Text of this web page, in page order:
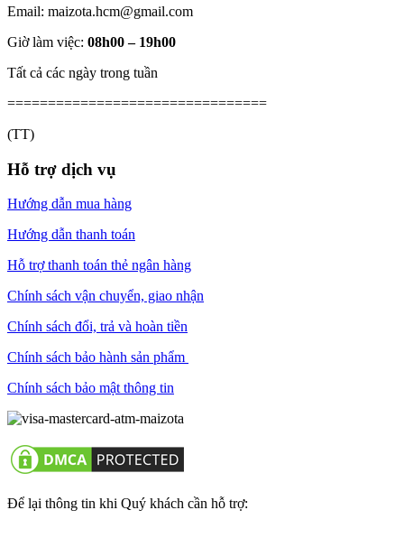
Email: maizota.hcm@gmail.com
Giờ làm việc: 08h00 – 19h00
Tất cả các ngày trong tuần
================================
(TT)
Hỗ trợ dịch vụ
Hướng dẫn mua hàng
Hướng dẫn thanh toán
Hỗ trợ thanh toán thẻ ngân hàng
Chính sách vận chuyển, giao nhận
Chính sách đổi, trả và hoàn tiền
Chính sách bảo hành sản phẩm
Chính sách bảo mật thông tin
Để lại thông tin khi Quý khách cần hỗ trợ: